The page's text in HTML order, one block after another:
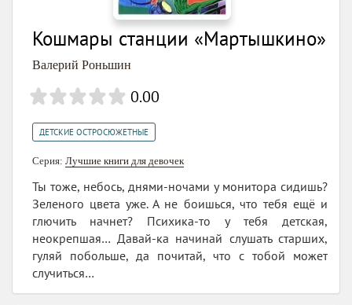
Кошмары станции «Мартышкино»
Валерий Роньшин
0.00
ДЕТСКИЕ ОСТРОСЮЖЕТНЫЕ
Серия: Лучшие книги для девочек
Ты тоже, небось, днями-ночами у монитора сидишь?
Зеленого цвета уже. А не боишься, что тебя ещё и
глючить начнет? Психика-то у тебя детская,
неокрепшая… Давай-ка начинай слушать старших,
гуляй побольше, да почитай, что с тобой может
случиться…